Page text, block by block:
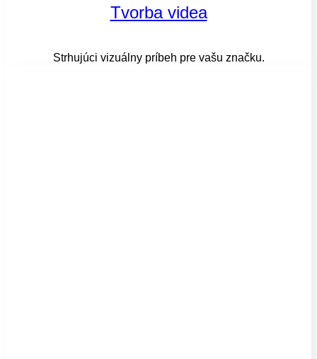
Tvorba videa
Strhujúci vizuálny príbeh pre vašu značku.